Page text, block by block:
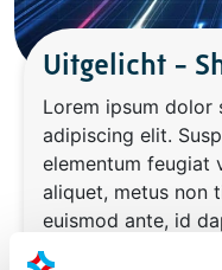
Uitgelicht -
Lorem ipsum dolor
adipiscing elit.
elementum feugiat
aliquet, metus non
euismod ante, id
Donec volutpat